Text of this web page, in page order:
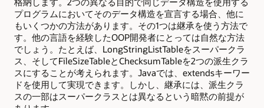
プログラムにおいてそのデータ構造を宣言する場合、他に
もいくつかの方法があります。その1つは継承を使う方法で
す。他の言語を経験したOOP開発者にとっては自然な方法
でしょう。たとえば、LongStringListTableをスーパークラ
ス、そしてFileSizeTableとChecksumTableを2つの派生クラ
スにすることが考えられます。Javaでは、extendsキーワー
ドを使用して実現できます。しかし、継承には、派生クラ
スの一部はスーパークラスとは異なるという暗黙の前提が